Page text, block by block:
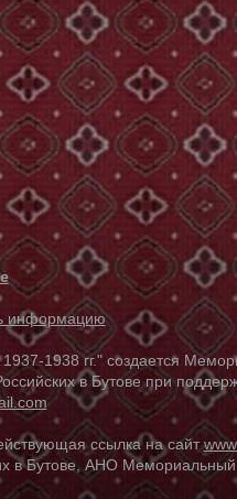
информацию
гг." создается
в Бутове при
ссылка на сайт
Бутове, АНО Мемориальный